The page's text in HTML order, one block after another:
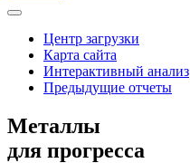
Центр загрузки
Карта сайта
Интерактивный анализ
Предыдущие отчеты
Металлы
для прогресса